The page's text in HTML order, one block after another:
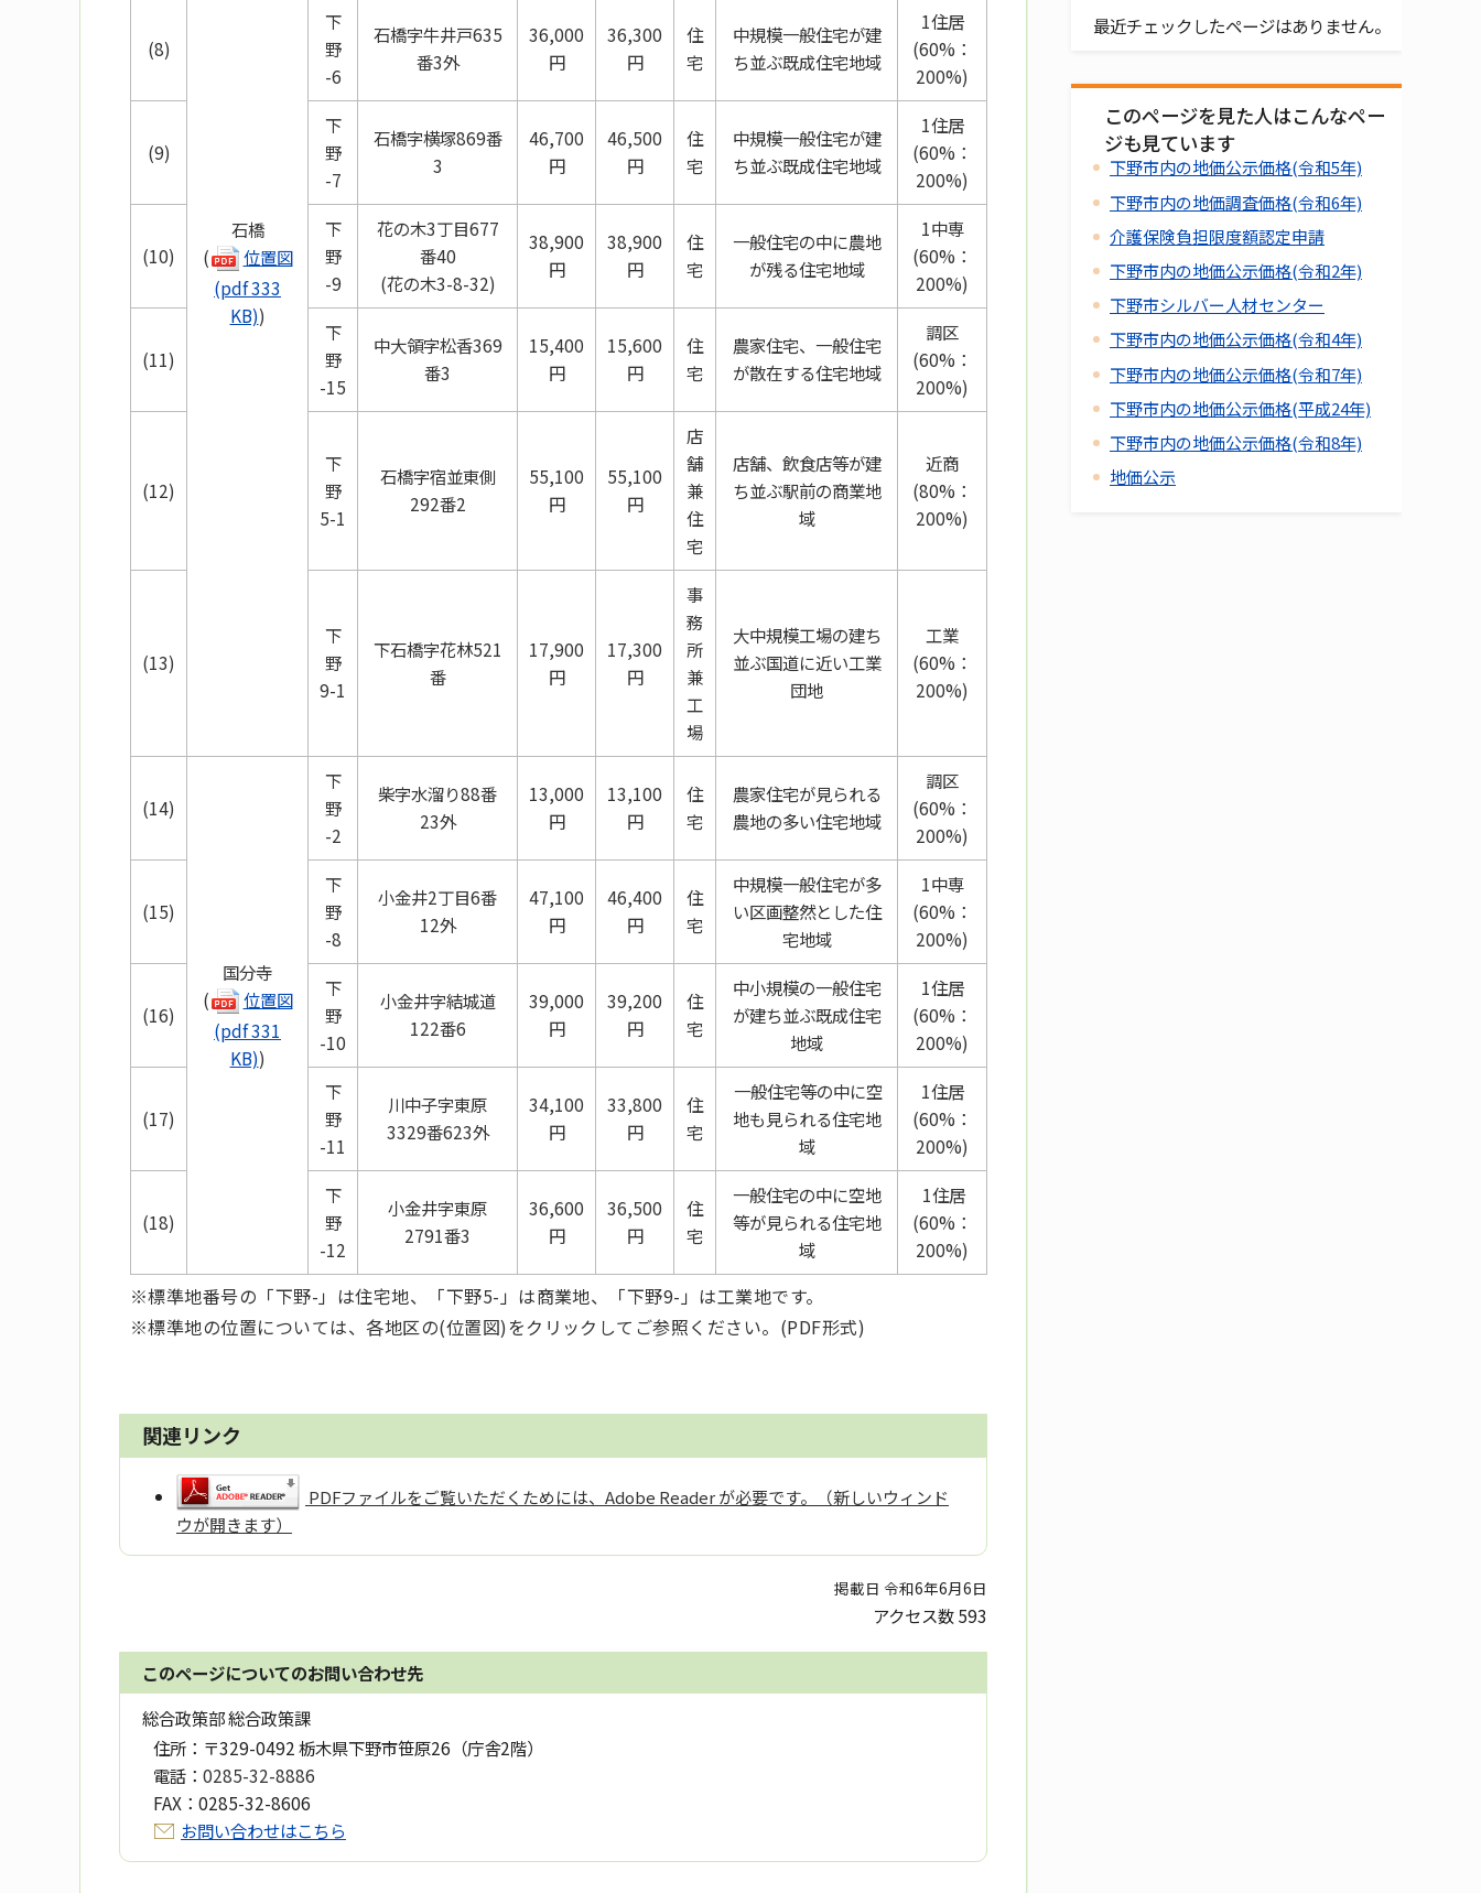
石橋
(
位置図
(pdf 333
KB))
(8)
下
野
-6
石橋字牛井戸635
番3外
36,000
円
36,300
円
住
宅
中規模一般住宅が建
ち並ぶ既成住宅地域
1住居
(60%：
200%)
(9)
下
野
-7
石橋字横塚869番
3
46,700
円
46,500
円
住
宅
中規模一般住宅が建
ち並ぶ既成住宅地域
1住居
(60%：
200%)
(10)
下
野
-9
花の木3丁目677
番40
(花の木3-8-32)
38,900
円
38,900
円
住
宅
一般住宅の中に農地
が残る住宅地域
1中専
(60%：
200%)
(11)
下
野
-15
中大領字松香369
番3
15,400
円
15,600
円
住
宅
農家住宅、一般住宅
が散在する住宅地域
調区
(60%：
200%)
(12)
下
野
5-1
石橋字宿並東側
292番2
55,100
円
55,100
円
店
舗
兼
住
宅
店舗、飲食店等が建
ち並ぶ駅前の商業地
域
近商
(80%：
200%)
(13)
下
野
9-1
下石橋字花林521
番
17,900
円
17,300
円
事
務
所
兼
工
場
大中規模工場の建ち
並ぶ国道に近い工業
団地
工業
(60%：
200%)
(14)
国分寺
(
位置図
(pdf 331
KB))
下
野
-2
柴字水溜り88番
23外
13,000
円
13,100
円
住
宅
農家住宅が見られる
農地の多い住宅地域
調区
(60%：
200%)
(15)
下
野
-8
小金井2丁目6番
12外
47,100
円
46,400
円
住
宅
中規模一般住宅が多
い区画整然とした住
宅地域
1中専
(60%：
200%)
(16)
下
野
-10
小金井字結城道
122番6
39,000
円
39,200
円
住
宅
中小規模の一般住宅
が建ち並ぶ既成住宅
地域
1住居
(60%：
200%)
(17)
下
野
-11
川中子字東原
3329番623外
34,100
円
33,800
円
住
宅
一般住宅等の中に空
地も見られる住宅地
域
1住居
(60%：
200%)
(18)
下
野
-12
小金井字東原
2791番3
36,600
円
36,500
円
住
宅
一般住宅の中に空地
等が見られる住宅地
域
1住居
(60%：
200%)
※標準地番号の「下野-」は住宅地、「下野5-」は商業地、「下野9-」は工業地です。
※標準地の位置については、各地区の(位置図)をクリックしてご参照ください。(PDF形式)
関連リンク
PDFファイルをご覧いただくためには、Adobe Reader が必要です。（新しいウィンド
ウが開きます）
掲載日 令和6年6月6日
アクセス数593
このページについてのお問い合わせ先
総合政策部 総合政策課
住所： 〒329-0492 栃木県下野市笹原26（庁舎2階）
電話： 0285-32-8886
FAX： 0285-32-8606
お問い合わせはこちら
最近チェックしたページはありません。
このページを見た人はこんなペー
ジも見ています
下野市内の地価公示価格(令和5年)
下野市内の地価調査価格(令和6年)
介護保険負担限度額認定申請
下野市内の地価公示価格(令和2年)
下野市シルバー人材センター
下野市内の地価公示価格(令和4年)
下野市内の地価公示価格(令和7年)
下野市内の地価公示価格(平成24年)
下野市内の地価公示価格(令和8年)
地価公示